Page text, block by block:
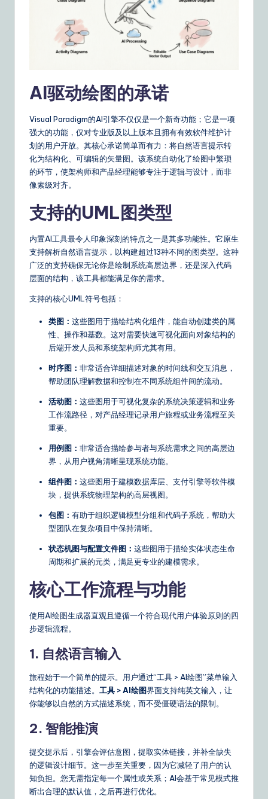
ai
ly
G
ui
o
A
AI驱动绘图的承诺
Visual Paradigm的AI引擎不仅仅是一个新奇功能；它是一项
强大的功能，仅对专业版及以上版本且拥有有效软件维护计
划的用户开放。其核心承诺简单而有力：将自然语言提示转
化为结构化、可编辑的矢量图。该系统自动化了绘图中繁琐
的环节，使架构师和产品经理能够专注于逻辑与设计，而非
像素级对齐。
支持的UML图类型
内置AI工具最令人印象深刻的特点之一是其多功能性。它原生
支持解析自然语言提示，以构建超过13种不同的图类型。这种
广泛的支持确保无论你是绘制系统高层边界，还是深入代码
层面的结构，该工具都能满足你的需求。
支持的核心UML符号包括：
类图： 这些图用于描绘结构化组件，能自动创建类的属
性、操作和基数。这对需要快速可视化面向对象结构的
后端开发人员和系统架构师尤其有用。
时序图： 非常适合详细描述对象的时间线和交互消息，
帮助团队理解数据和控制在不同系统组件间的流动。
活动图： 这些图用于可视化复杂的系统决策逻辑和业务
工作流路径，对产品经理记录用户旅程或业务流程至关
重要。
用例图： 非常适合描绘参与者与系统需求之间的高层边
界，从用户视角清晰呈现系统功能。
组件图： 这些图用于建模数据库层、支付引擎等软件模
块，提供系统物理架构的高层视图。
包图： 有助于组织逻辑模型分组和代码子系统，帮助大
型团队在复杂项目中保持清晰。
状态机图与配置文件图： 这些图用于描绘实体状态生命
周期和扩展的元类，满足更专业的建模需求。
核心工作流程与功能
使用AI绘图生成器直观且遵循一个符合现代用户体验原则的四
步逻辑流程。
1. 自然语言输入
旅程始于一个简单的提示。用户通过“工具 > AI绘图”菜单输入
结构化的功能描述。 工具 > AI绘图界面支持纯英文输入，让
你能够以自然的方式描述系统，而不受僵硬语法的限制。
2. 智能推演
提交提示后，引擎会评估意图，提取实体链接，并补全缺失
的逻辑设计细节。这一步至关重要，因为它减轻了用户的认
知负担。您无需指定每一个属性或关系；AI会基于常见模式推
断出合理的默认值，之后再进行优化。